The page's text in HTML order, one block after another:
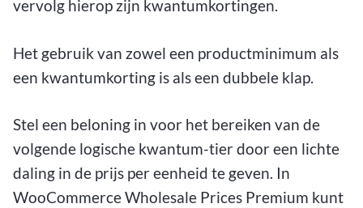
vervolg hierop zijn kwantumkortingen.
Het gebruik van zowel een productminimum als
een kwantumkorting is als een dubbele klap.
Stel een beloning in voor het bereiken van de
volgende logische kwantum-tier door een lichte
daling in de prijs per eenheid te geven. In
WooCommerce Wholesale Prices Premium kunt